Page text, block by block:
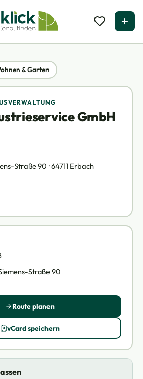
& Garten
GmbH
Straße 90 · 64711 Erbach
Straße 90
Route planen
vCard speichern